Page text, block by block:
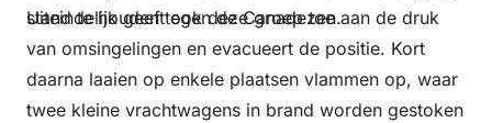
stand te houden tegen de Canadezen.
Uiteindelijk geeft ook deze groep toe aan de druk
van omsingelingen en evacueert de positie. Kort
daarna laaien op enkele plaatsen vlammen op, waar
twee kleine vrachtwagens in brand worden gestoken